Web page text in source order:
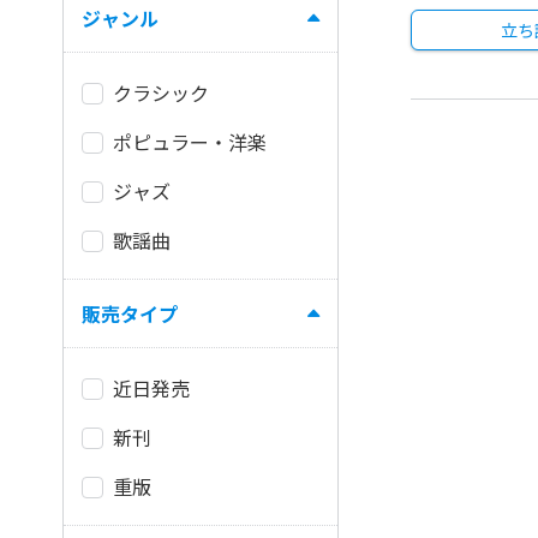
立
ジャンル
クラシック
ポピュラー・洋楽
ジャズ
歌謡曲
販売タイプ
近日発売
新刊
重版